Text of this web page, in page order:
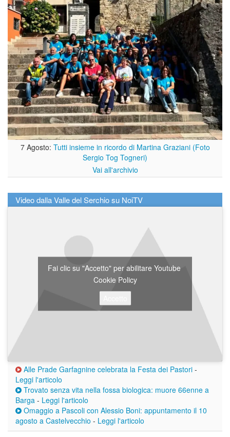
7 Agosto: Tutti insieme in ricordo di Martina Graziani (Foto
Sergio Tog Togneri)
Vai all'archivio
Video dalla Valle del Serchio su NoiTV
Fai clic su "Accetto" per abilitare Youtube
Cookie Policy
Alle Prade Garfagnine celebrata la Festa dei Pastori -
Leggi l'articolo
Trovato senza vita nella fossa biologica: muore 66enne a
Barga - Leggi l'articolo
Omaggio a Pascoli con Alessio Boni: appuntamento il 10
agosto a Castelvecchio - Leggi l'articolo